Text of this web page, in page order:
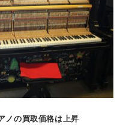
ノの買取価格は上昇